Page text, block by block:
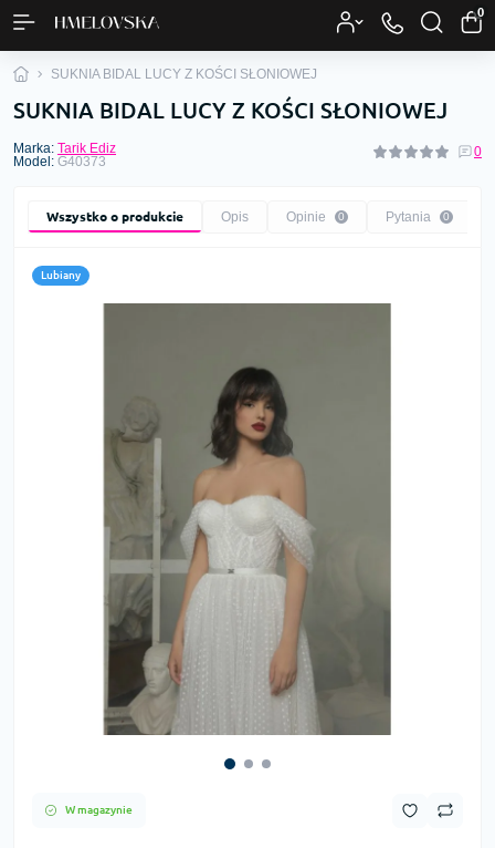
0
SUKNIA BIDAL LUCY Z KOŚCI SŁONIOWEJ
SUKNIA BIDAL LUCY Z KOŚCI SŁONIOWEJ
Marka: Tarik Ediz
Model: G40373
0
Wszystko o produkcie Opis Opinie 0 Pytania 0
Lubiany
W magazynie